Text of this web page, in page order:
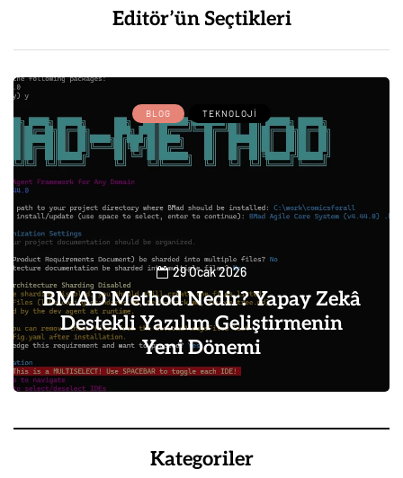
Editör’ün Seçtikleri
BLOG TEKNOLOJI
29 Ocak 2026
BMAD Method Nedir? Yapay Zekâ
Destekli Yazılım Geliştirmenin
Yeni Dönemi
0
Kategoriler